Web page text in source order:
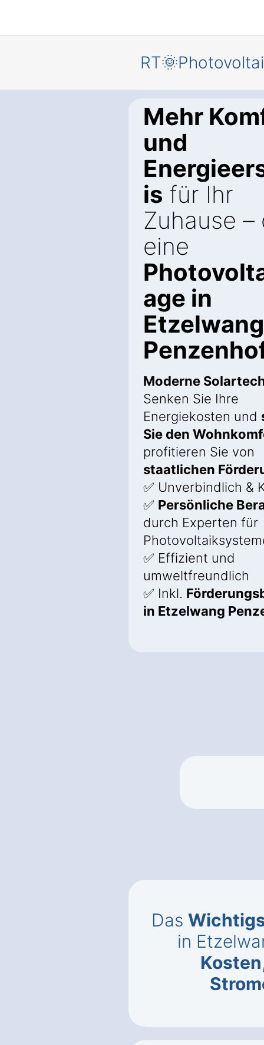
Mehr
und
is für Ihr
Zuhause –
eine
age in
Etzelwang
Moderne
Senken Sie Ihre
Energiekosten und
Sie den
profitieren Sie von
staatlichen
✅ Unverbindlich &
✅ Persönliche
durch Experten für
✅ Effizient und
umweltfreundlich
✅ Inkl.
in Etzelwang
Das
in
Kosten